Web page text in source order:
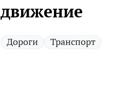
движение
Дороги Транспорт